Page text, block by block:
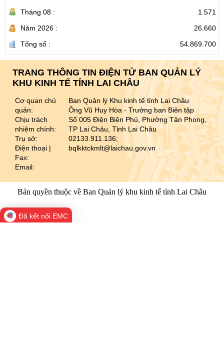
Tháng 08 :
1.571
Năm 2026 :
26.660
Tổng số :
54.869.700
TRANG THÔNG TIN ĐIỆN TỬ BAN QUẢN LÝ
KHU KINH TẾ TỈNH LAI CHÂU
Cơ quan chủ
quản:
Chịu trách
nhiệm chính:
Trụ sở:
Điện thoại |
Fax:
Email:
Ban Quản lý Khu kinh tế tỉnh Lai Châu
Ông Vũ Huy Hòa - Trưởng ban Biên tập
Số 005 Điện Biên Phủ, Phường Tân Phong,
TP Lai Châu, Tỉnh Lai Châu
02133.911.136;
bqlkktckmlt@laichau.gov.vn
Bản quyền thuộc về Ban Quản lý khu kinh tế tỉnh Lai Châu
Đã kết nối EMC